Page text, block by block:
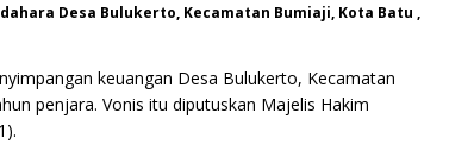
Desa Bulukerto, Kecamatan Bumiaji, Kota Batu ,
keuangan Desa Bulukerto, Kecamatan
penjara. Vonis itu diputuskan Majelis Hakim